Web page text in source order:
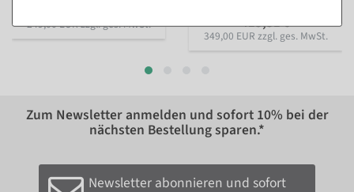
249,00 EUR zzgl. ges. MwSt. 415,31 €
349,00 EUR zzgl. ges. MwSt.
Zum Newsletter anmelden und sofort 10% bei der
nächsten Bestellung sparen.*
Newsletter abonnieren und sofort